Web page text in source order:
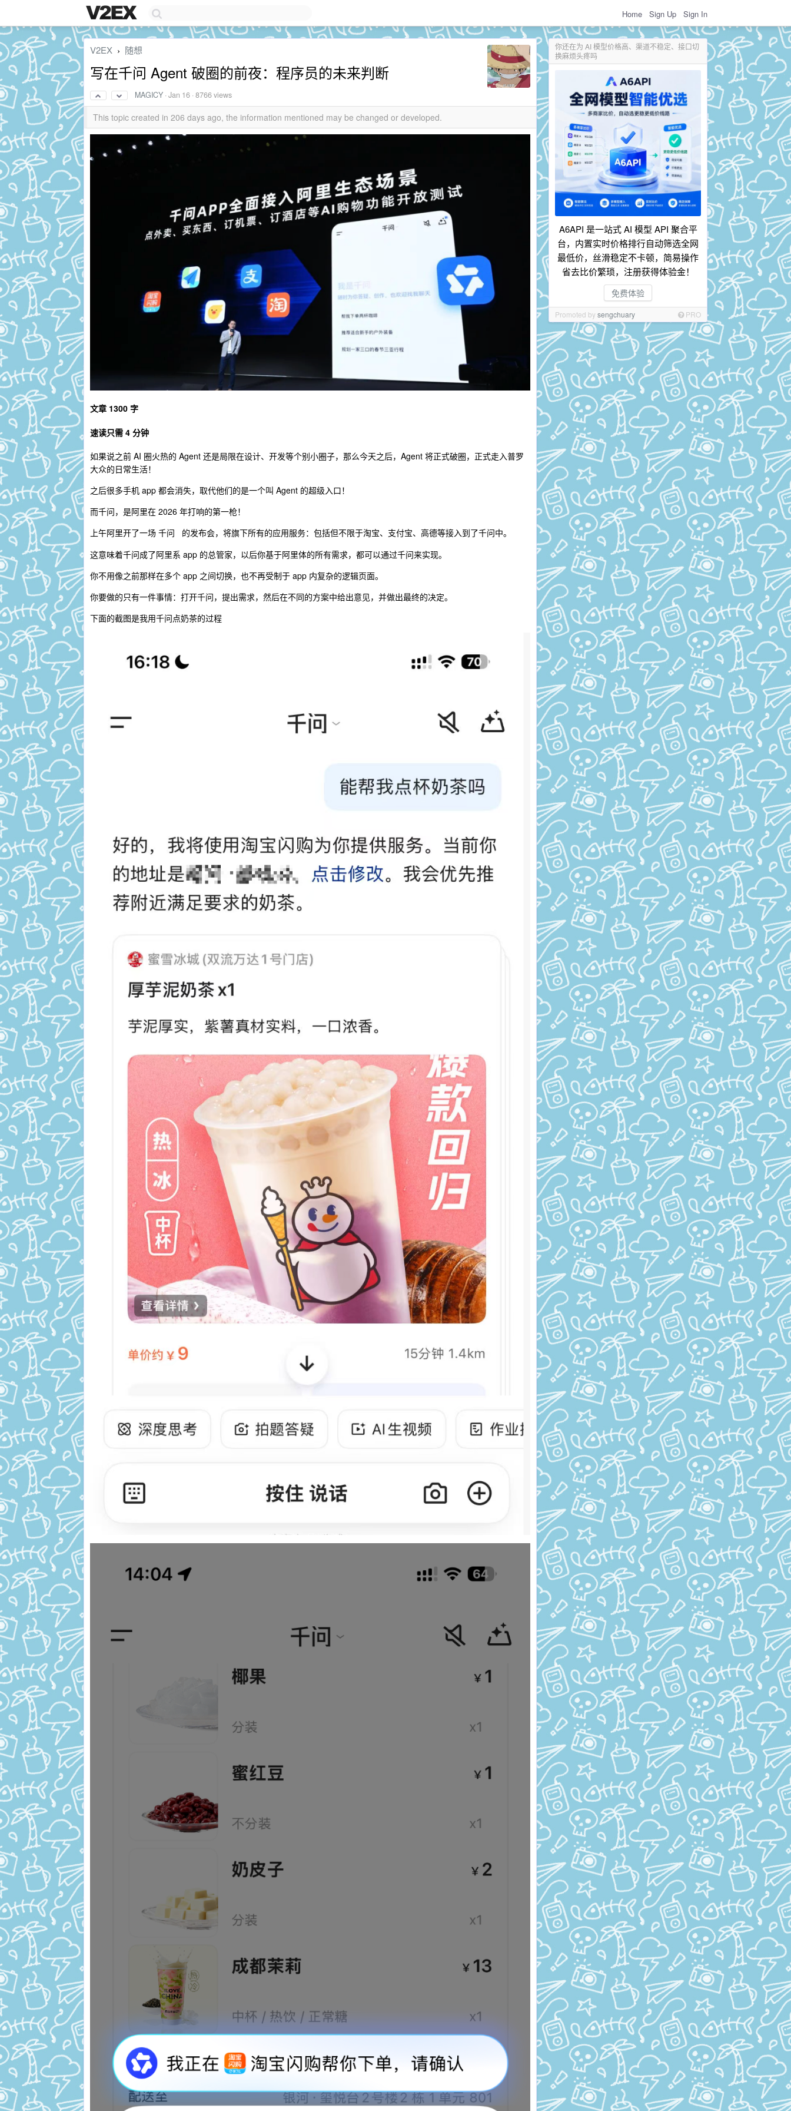
Home Sign Up Sign In
你还在为 AI 模型价格高、渠道不稳定、接口切
换麻烦头疼吗
A6API 是一站式 AI 模型 API 聚合平
台，内置实时价格排行自动筛选全网
最低价，丝滑稳定不卡顿，简易操作
省去比价繁琐，注册获得体验金！
免费体验
Promoted bysengchuary PRO
V2EX › 随想
写在千问 Agent 破圈的前夜：程序员的未来判断
MAGICY ·Jan 16 · 8766 views
This topic created in 206 days ago, the information mentioned may be changed or developed.
文章 1300 字
速读只需 4 分钟
如果说之前 AI 圈火热的 Agent 还是局限在设计、开发等个别小圈子，那么今天之后，Agent 将正式破圈，正式走入普罗
大众的日常生活！
之后很多手机 app 都会消失，取代他们的是一个叫 Agent 的超级入口！
而千问，是阿里在 2026 年打响的第一枪！
上午阿里开了一场 千问
的发布会，将旗下所有的应用服务：包括但不限于淘宝、支付宝、高德等接入到了千问中。
这意味着千问成了阿里系 app 的总管家，以后你基于阿里体的所有需求，都可以通过千问来实现。
你不用像之前那样在多个 app 之间切换，也不再受制于 app 内复杂的逻辑页面。
你要做的只有一件事情：打开千问，提出需求，然后在不同的方案中给出意见，并做出最终的决定。
下面的截图是我用千问点奶茶的过程